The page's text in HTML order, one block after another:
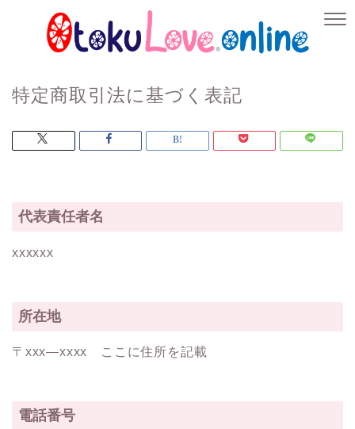
特定商取引法に基づく表記
代表責任者名
xxxxxx
所在地
〒xxx―xxxx ここに住所を記載
電話番号